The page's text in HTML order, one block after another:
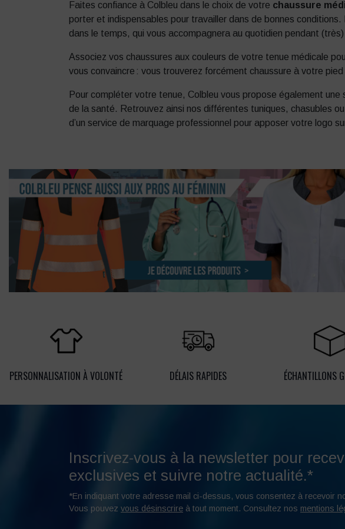
Faites confiance à Colbleu dans le choix de votre chaussure
porter et indispensables pour travailler dans de bonnes conditions.
dans le temps, qui vous accompagnera au quotidien pendant
Associez vos chaussures aux couleurs de votre tenue médicale
vous convaincre : vous trouverez forcément chaussure à votre pied
Pour compléter votre tenue, Colbleu vous propose également
de la santé. Retrouvez ainsi nos différentes tuniques, chasubles
d’un service de marquage professionnel pour apposer votre logo
PERSONNALISATION À VOLONTÉ DÉLAIS RAPIDES ÉCHANTILLONS
Inscrivez-vous à la newsletter pour
exclusives et suivre notre actualité.*
*En indiquant votre adresse mail ci-dessus, vous consentez à recevoir
Vous pouvez vous désinscrire à tout moment. Consultez nos mentions